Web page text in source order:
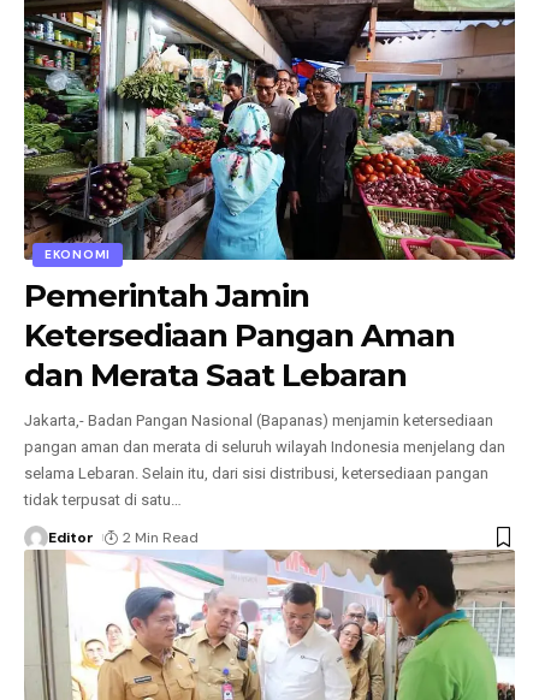
EKONOMI
Pemerintah Jamin
Ketersediaan Pangan Aman
dan Merata Saat Lebaran
Jakarta,- Badan Pangan Nasional (Bapanas) menjamin ketersediaan
pangan aman dan merata di seluruh wilayah Indonesia menjelang dan
selama Lebaran. Selain itu, dari sisi distribusi, ketersediaan pangan
tidak terpusat di satu
Editor 2 Min Read